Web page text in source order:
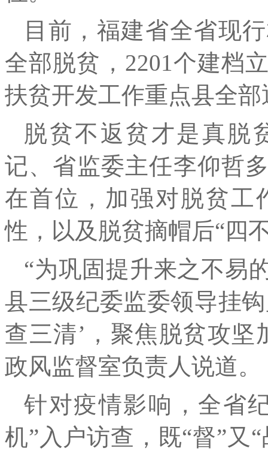
目前，福建省全省现
全部脱贫，2201个建档
扶贫开发工作重点县全部
脱贫不返贫才是真脱
记、省监委主任李仰哲
在首位，加强对脱贫工
性，以及脱贫摘帽后“四
“为巩固提升来之不易
县三级纪委监委领导挂
查三清’，聚焦脱贫攻
政风监督室负责人说道。
针对疫情影响，全省
机”入户访查，既“督”又